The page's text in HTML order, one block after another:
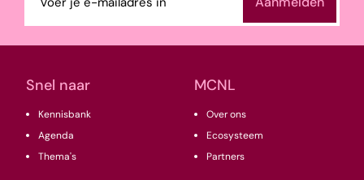
Snel naar
Kennisbank
Agenda
Thema's
MCNL
Over ons
Ecosysteem
Partners
mailadres
(Vereist)